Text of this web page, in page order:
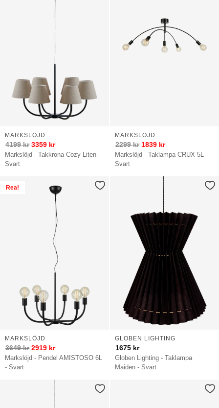
Markslöjd - Takkrona Cozy Liten -
Svart
MARKSLÖJD
4199kr 3359 kr
Markslöjd - Taklampa CRUX 5L -
Svart
MARKSLÖJD
2299kr 1839 kr
Rea!
Markslöjd - Pendel AMISTOSO 6L
- Svart
MARKSLÖJD
3649kr 2919 kr
Globen Lighting - Taklampa
Maiden - Svart
GLOBEN LIGHTING
1675 kr